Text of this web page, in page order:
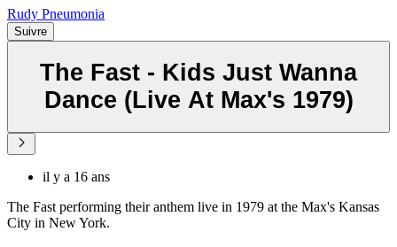
Rudy Pneumonia
Suivre
The Fast - Kids Just Wanna
Dance (Live At Max's 1979)
il y a 16 ans
The Fast performing their anthem live in 1979 at the Max's Kansas
City in New York.